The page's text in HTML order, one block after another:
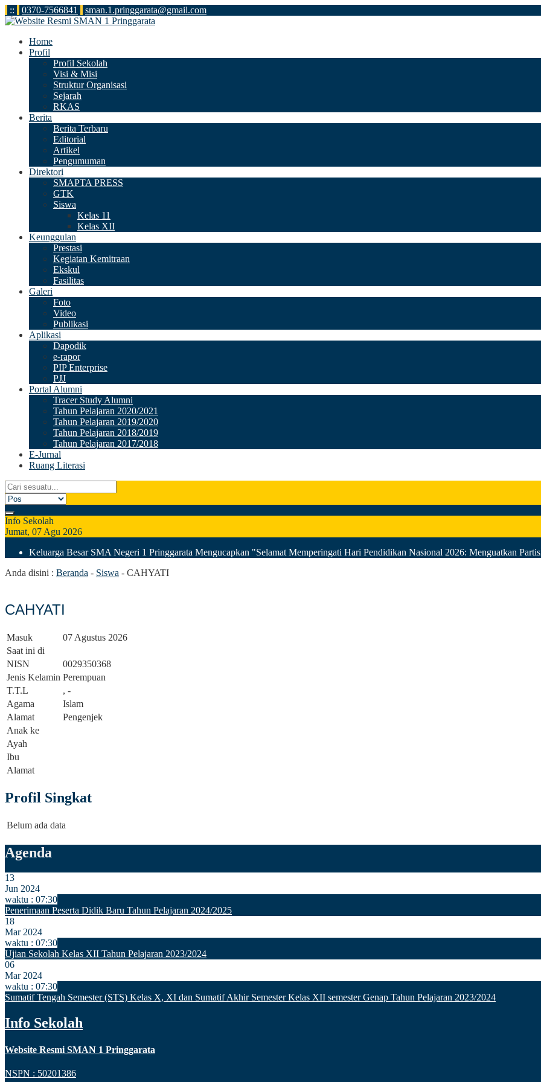
:: 0370-7566841 sman.1.pringgarata@gmail.com
Home
Profil
Profil Sekolah
Visi & Misi
Struktur Organisasi
Sejarah
RKAS
Berita
Berita Terbaru
Editorial
Artikel
Pengumuman
Direktori
SMAPTA PRESS
GTK
Siswa
Kelas 11
Kelas XII
Keunggulan
Prestasi
Kegiatan Kemitraan
Ekskul
Fasilitas
Galeri
Foto
Video
Publikasi
Aplikasi
Dapodik
e-rapor
PIP Enterprise
PJJ
Portal Alumni
Tracer Study Alumni
Tahun Pelajaran 2020/2021
Tahun Pelajaran 2019/2020
Tahun Pelajaran 2018/2019
Tahun Pelajaran 2017/2018
E-Jurnal
Ruang Literasi
Info Sekolah
Jumat, 07 Agu 2026
Keluarga Besar SMA Negeri 1 Pringgarata Mengucapkan "Selamat Memperingati Hari Pendidikan Nasional 2026: Menguatkan
Anda disini : Beranda - Siswa - CAHYATI
CAHYATI
Masuk
07 Agustus 2026
Saat ini di
NISN
0029350368
Jenis Kelamin Perempuan
T.T.L
, -
Agama
Islam
Alamat
Pengenjek
Anak ke
Ayah
Ibu
Alamat
Profil Singkat
Belum ada data
Agenda
13
Jun 2024
waktu : 07:30
Penerimaan Peserta Didik Baru Tahun Pelajaran 2024/2025
18
Mar 2024
waktu : 07:30
Ujian Sekolah Kelas XII Tahun Pelajaran 2023/2024
06
Mar 2024
waktu : 07:30
Sumatif Tengah Semester (STS) Kelas X, XI dan Sumatif Akhir Semester Kelas XII semester Genap Tahun Pelajaran 2023/2024
Info Sekolah
Website Resmi SMAN 1 Pringgarata
NSPN : 50201386